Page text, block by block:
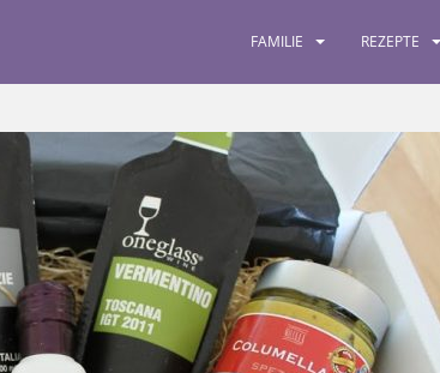
FAMILIE REZEPTE